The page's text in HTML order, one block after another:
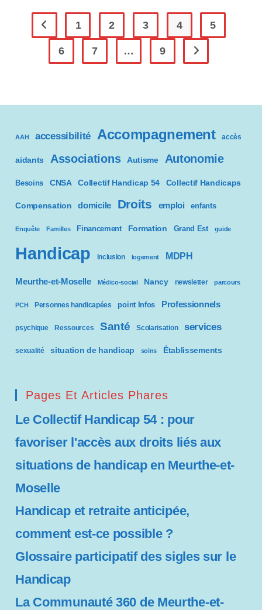
Site
Internet
Destination
Des
Personnes
Go to the previous page
1 2 3 4 5
6 7 … 9 Aller à la page
AAH accessibilité Accompagnement accès
aidants Associations Autisme Autonomie
Besoins CNSA Collectif Handicap 54 Collectif Handicaps
Compensation domicile Droits emploi enfants
Enquête Familles Financement Formation Grand Est guide
Handicap inclusion logement MDPH
Meurthe-et-Moselle Médico-social Nancy newsletter parcours
PCH Personnes handicapées point Infos Professionnels
psychique Ressources Santé Scolarisation services
sexualité situation de handicap soins Établissements
Pages Et Articles Phares
Le Collectif Handicap 54 : pour
favoriser l'accès aux droits liés aux
situations de handicap en Meurthe-et-
Moselle
Handicap et retraite anticipée,
comment est-ce possible ?
Glossaire participatif des sigles sur le
Handicap
La Communauté 360 de Meurthe-et-